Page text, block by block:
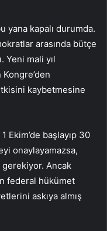
yana kapalı durumda.
arasında bütçe
Yeni mali yıl
kaybetmesine
Ekim’de başlayıp 30
onaylayamazsa,
gerekiyor. Ancak
federal hükümet
askıya almış